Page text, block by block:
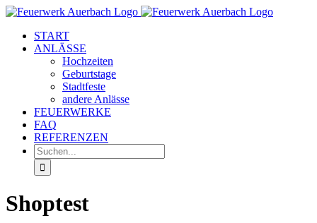
Zum
springenSTART
ANLÄSSE
Hochzeiten
Geburtstage
Stadtfeste
andere Anlässe
FEUERWERKE
FAQ
REFERENZEN
Suche
nach:
Shoptest